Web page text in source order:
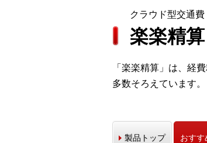
クラウド型交通
楽楽精
「楽楽精算」は、経
多数そろえています。
製品トップ おすす